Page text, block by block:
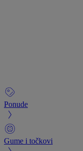
Ponude
Gume i točkovi